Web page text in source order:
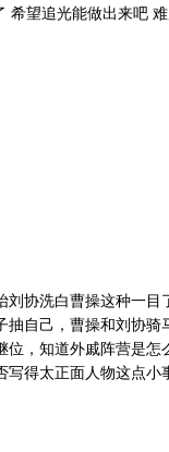
希望追光能做出来吧
协洗白曹操这种一
自己，曹操和刘协
，知道外戚阵营是
得太正面人物这点